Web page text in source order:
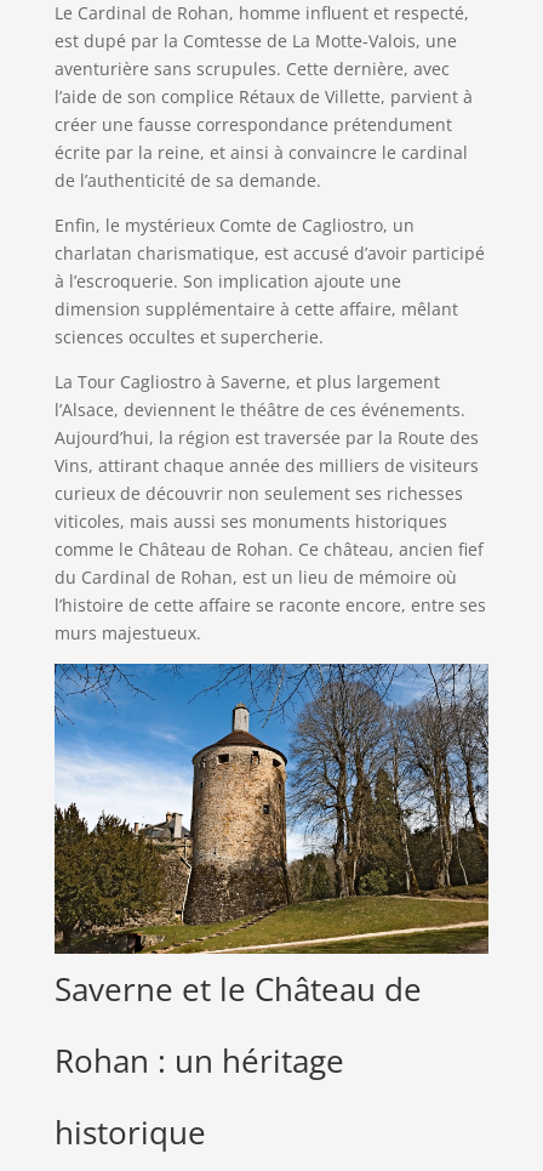
Le Cardinal de Rohan, homme influent et respecté,
est dupé par la Comtesse de La Motte-Valois, une
aventurière sans scrupules. Cette dernière, avec
l’aide de son complice Rétaux de Villette, parvient à
créer une fausse correspondance prétendument
écrite par la reine, et ainsi à convaincre le cardinal
de l’authenticité de sa demande.
Enfin, le mystérieux Comte de Cagliostro, un
charlatan charismatique, est accusé d’avoir participé
à l’escroquerie. Son implication ajoute une
dimension supplémentaire à cette affaire, mêlant
sciences occultes et supercherie.
La Tour Cagliostro à Saverne, et plus largement
l’Alsace, deviennent le théâtre de ces événements.
Aujourd’hui, la région est traversée par la Route des
Vins, attirant chaque année des milliers de visiteurs
curieux de découvrir non seulement ses richesses
viticoles, mais aussi ses monuments historiques
comme le Château de Rohan. Ce château, ancien fief
du Cardinal de Rohan, est un lieu de mémoire où
l’histoire de cette affaire se raconte encore, entre ses
murs majestueux.
Saverne et le Château de
Rohan : un héritage
historique